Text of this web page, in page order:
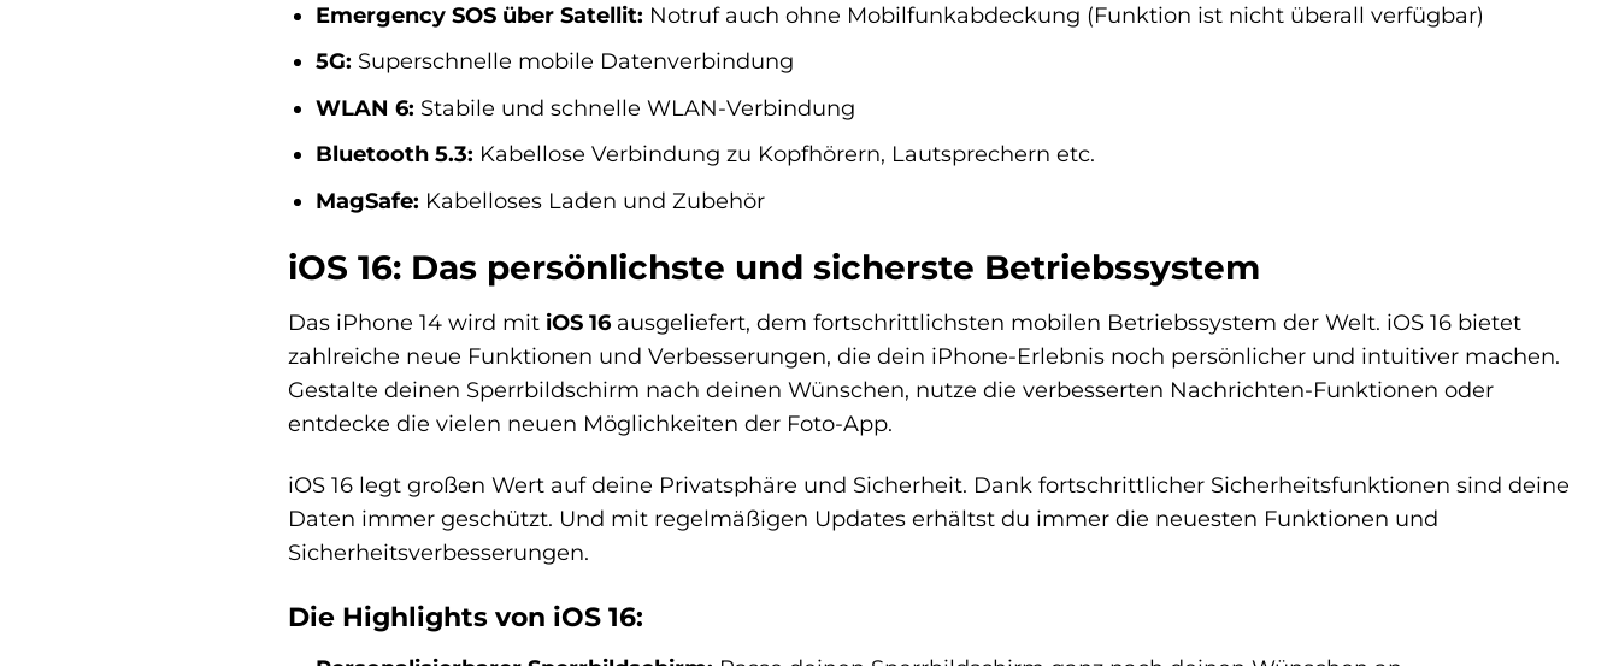
Emergency SOS über Satellit: Notruf auch ohne Mobilfunkabdeckung (Funktion ist nicht überall verfügbar)
5G: Superschnelle mobile Datenverbindung
WLAN 6: Stabile und schnelle WLAN-Verbindung
Bluetooth 5.3: Kabellose Verbindung zu Kopfhörern, Lautsprechern etc.
MagSafe: Kabelloses Laden und Zubehör
iOS 16: Das persönlichste und sicherste Betriebssystem
Das iPhone 14 wird mit iOS 16 ausgeliefert, dem fortschrittlichsten mobilen Betriebssystem der Welt. iOS 16 bietet
zahlreiche neue Funktionen und Verbesserungen, die dein iPhone-Erlebnis noch persönlicher und intuitiver machen.
Gestalte deinen Sperrbildschirm nach deinen Wünschen, nutze die verbesserten Nachrichten-Funktionen oder
entdecke die vielen neuen Möglichkeiten der Foto-App.
iOS 16 legt großen Wert auf deine Privatsphäre und Sicherheit. Dank fortschrittlicher Sicherheitsfunktionen sind deine
Daten immer geschützt. Und mit regelmäßigen Updates erhältst du immer die neuesten Funktionen und
Sicherheitsverbesserungen.
Die Highlights von iOS 16: